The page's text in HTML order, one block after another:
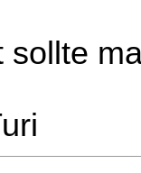
sollte